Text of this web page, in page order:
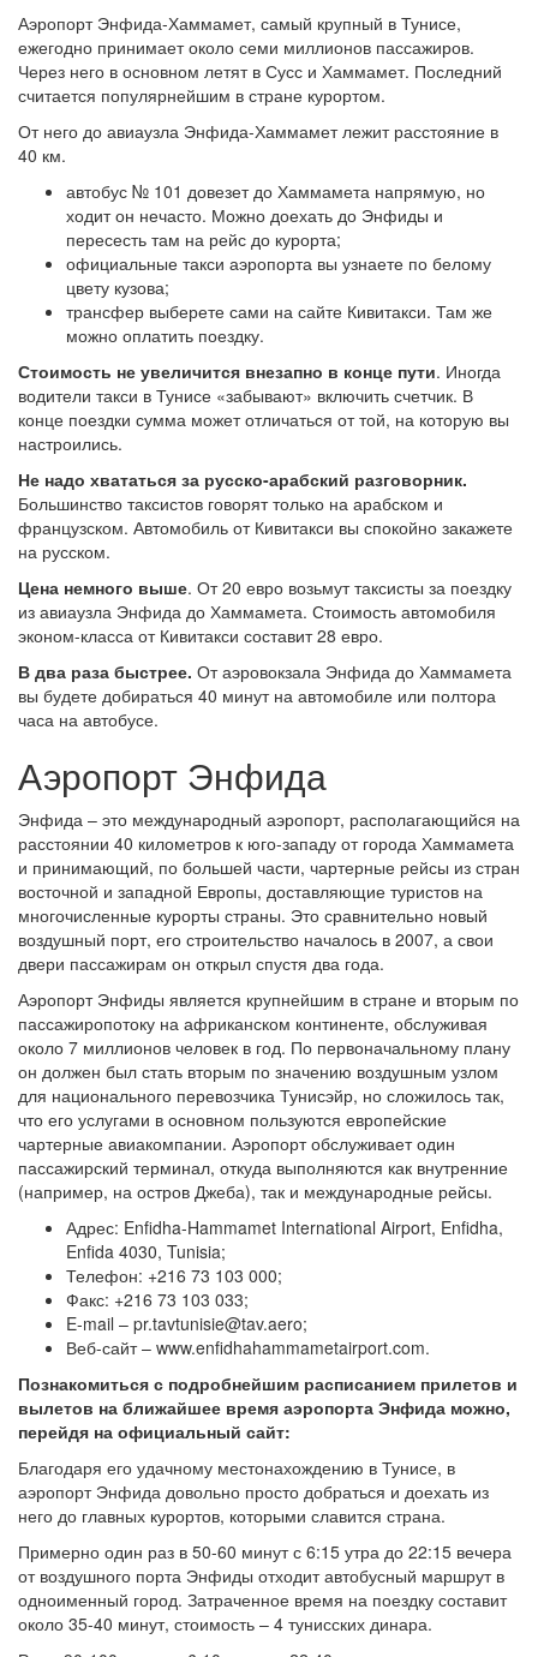
Аэропорт Энфида-Хаммамет, самый крупный в Тунисе,
ежегодно принимает около семи миллионов пассажиров.
Через него в основном летят в Сусс и Хаммамет. Последний
считается популярнейшим в стране курортом.
От него до авиаузла Энфида-Хаммамет лежит расстояние в
40 км.
автобус № 101 довезет до Хаммамета напрямую, но
ходит он нечасто. Можно доехать до Энфиды и
пересесть там на рейс до курорта;
официальные такси аэропорта вы узнаете по белому
цвету кузова;
трансфер выберете сами на сайте Кивитакси. Там же
можно оплатить поездку.
Стоимость не увеличится внезапно в конце пути. Иногда
водители такси в Тунисе «забывают» включить счетчик. В
конце поездки сумма может отличаться от той, на которую вы
настроились.
Не надо хвататься за русско-арабский разговорник.
Большинство таксистов говорят только на арабском и
французском. Автомобиль от Кивитакси вы спокойно закажете
на русском.
Цена немного выше. От 20 евро возьмут таксисты за поездку
из авиаузла Энфида до Хаммамета. Стоимость автомобиля
эконом-класса от Кивитакси составит 28 евро.
В два раза быстрее. От аэровокзала Энфида до Хаммамета
вы будете добираться 40 минут на автомобиле или полтора
часа на автобусе.
Аэропорт Энфида
Энфида – это международный аэропорт, располагающийся на
расстоянии 40 километров к юго-западу от города Хаммамета
и принимающий, по большей части, чартерные рейсы из стран
восточной и западной Европы, доставляющие туристов на
многочисленные курорты страны. Это сравнительно новый
воздушный порт, его строительство началось в 2007, а свои
двери пассажирам он открыл спустя два года.
Аэропорт Энфиды является крупнейшим в стране и вторым по
пассажиропотоку на африканском континенте, обслуживая
около 7 миллионов человек в год. По первоначальному плану
он должен был стать вторым по значению воздушным узлом
для национального перевозчика Тунисэйр, но сложилось так,
что его услугами в основном пользуются европейские
чартерные авиакомпании. Аэропорт обслуживает один
пассажирский терминал, откуда выполняются как внутренние
(например, на остров Джеба), так и международные рейсы.
Адрес: Enfidha-Hammamet International Airport, Enfidha,
Enfida 4030, Tunisia;
Телефон: +216 73 103 000;
Факс: +216 73 103 033;
E-mail – pr.tavtunisie@tav.aero;
Веб-сайт – www.enfidhahammametairport.com.
Познакомиться с подробнейшим расписанием прилетов и
вылетов на ближайшее время аэропорта Энфида можно,
перейдя на официальный сайт:
Благодаря его удачному местонахождению в Тунисе, в
аэропорт Энфида довольно просто добраться и доехать из
него до главных курортов, которыми славится страна.
Примерно один раз в 50-60 минут с 6:15 утра до 22:15 вечера
от воздушного порта Энфиды отходит автобусный маршрут в
одноименный город. Затраченное время на поездку составит
около 35-40 минут, стоимость – 4 тунисских динара.